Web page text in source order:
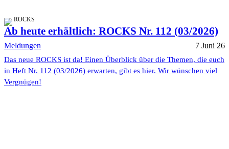
ROCKS
Ab heute erhältlich: ROCKS Nr. 112 (03/2026)
Meldungen 7 Juni 26
Das neue ROCKS ist da! Einen Überblick über die Themen, die euch
in Heft Nr. 112 (03/2026) erwarten, gibt es hier. Wir wünschen viel
Vergnügen!